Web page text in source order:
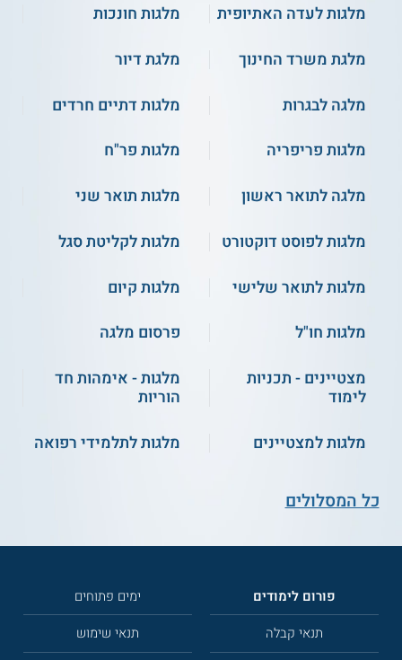
מלגות לעדה האתיופית
מלגות חונכות
מלגת משרד החינוך
מלגת דיור
מלגה לבגרות
מלגות דתיים חרדים
מלגות פריפריה
מלגות פר"ח
מלגה לתואר ראשון
מלגות תואר שני
מלגות לפוסט דוקטורט
מלגות לקליטת סגל
מלגות לתואר שלישי
מלגות קיום
מלגות חו"ל
פרסום מלגה
מצטיינים - תכניות
לימוד
מלגות - אימהות חד
הוריות
מלגות למצטיינים
מלגות לתלמידי רפואה
כל המסלולים
פורום לימודים
ימים פתוחים
תנאי קבלה
תנאי שימוש